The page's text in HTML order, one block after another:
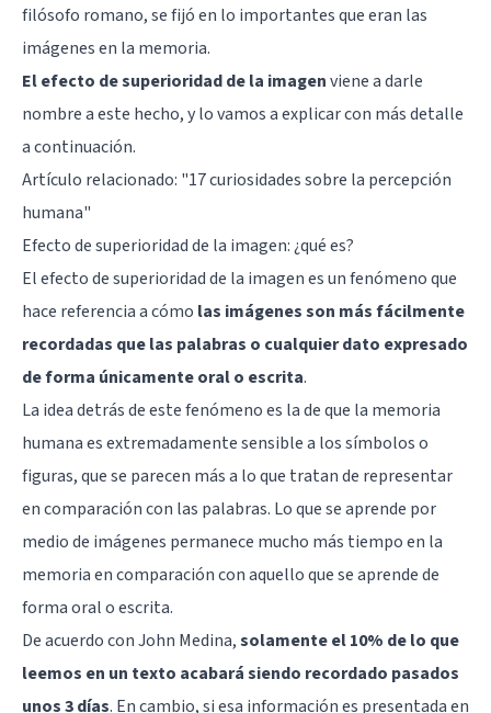
filósofo romano, se fijó en lo importantes que eran las
imágenes en la memoria.
El efecto de superioridad de la imagenviene a darle
nombre a este hecho, y lo vamos a explicar con más detalle
a continuación.
Artículo relacionado: "17 curiosidades sobre la percepción
humana"
Efecto de superioridad de la imagen: ¿qué es?
El efecto de superioridad de la imagen es un fenómeno que
hace referencia a cómo las imágenes son más fácilmente
recordadas que las palabras o cualquier dato expresado
de forma únicamente oral o escrita.
La idea detrás de este fenómeno es la de que la memoria
humana es extremadamente sensible a los símbolos o
figuras, que se parecen más a lo que tratan de representar
en comparación con las palabras. Lo que se aprende por
medio de imágenes permanece mucho más tiempo en la
memoria en comparación con aquello que se aprende de
forma oral o escrita.
De acuerdo con John Medina,solamente el 10% de lo que
leemos en un texto acabará siendo recordado pasados
unos 3 días. En cambio, si esa información es presentada en